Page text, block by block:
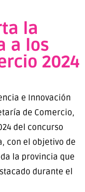
la
a los
2024
e Innovación
de Comercio,
del concurso
con el objetivo de
la provincia que
durante el